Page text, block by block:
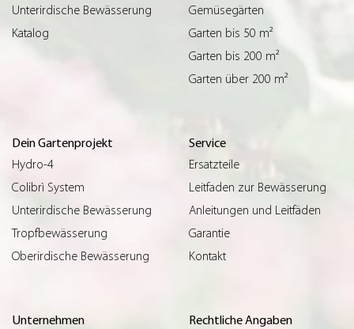
Unterirdische Bewässerung
Katalog
Gemüsegärten
Garten bis 50 m²
Garten bis 200 m²
Garten über 200 m²
Dein Gartenprojekt
Hydro-4
Colibrì System
Unterirdische Bewässerung
Tropfbewässerung
Oberirdische Bewässerung
Service
Ersatzteile
Leitfaden zur Bewässerung
Anleitungen und Leitfäden
Garantie
Kontakt
Unternehmen
Rechtliche Angaben